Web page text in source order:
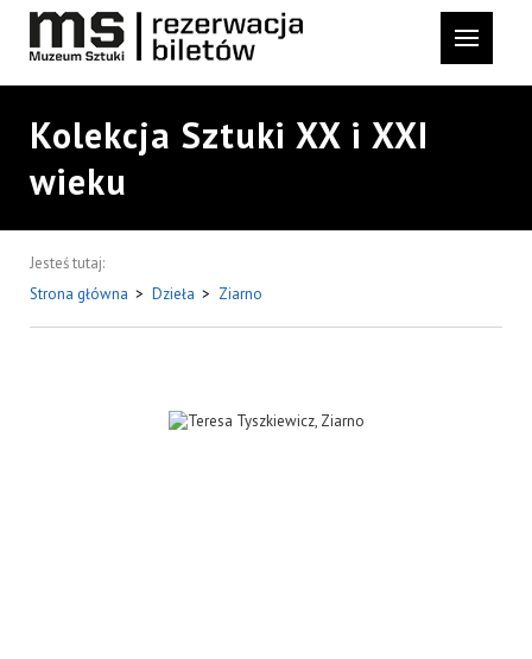
Kolekcja Sztuki XX i XXI
wieku
Jesteś tutaj:
Strona główna > Dzieła > Ziarno